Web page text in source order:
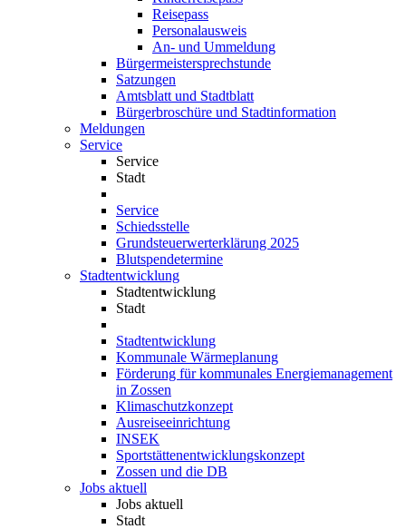
Reisepass
Personalausweis
An- und Ummeldung
Bürgermeistersprechstunde
Satzungen
Amtsblatt und Stadtblatt
Bürgerbroschüre und Stadtinformation
Meldungen
Service
Service
Stadt
Service
Schiedsstelle
Grundsteuerwerterklärung 2025
Blutspendetermine
Stadtentwicklung
Stadtentwicklung
Stadt
Stadtentwicklung
Kommunale Wärmeplanung
Förderung für kommunales Energiemanagement
in Zossen
Klimaschutzkonzept
Ausreiseeinrichtung
INSEK
Sportstättenentwicklungskonzept
Zossen und die DB
Jobs aktuell
Jobs aktuell
Stadt